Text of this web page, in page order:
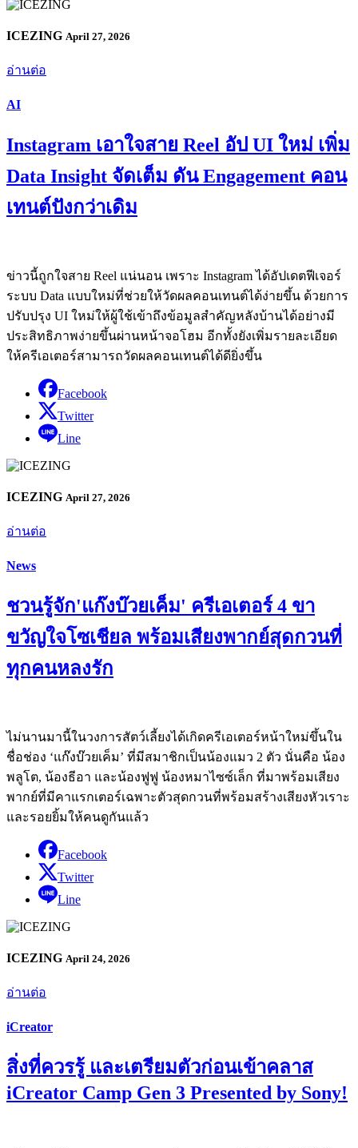
ICEZING April 27, 2026
อ่านต่อ
AI
Instagram เอาใจสาย Reel อัป UI ใหม่ เพิ่ม
Data Insight จัดเต็ม ดัน Engagement คอน
เทนต์ปังกว่าเดิม
ข่าวนี้ถูกใจสาย Reel แน่นอน เพราะ Instagram ได้อัปเดตฟีเจอร์
ระบบ Data แบบใหม่ที่ช่วยให้วัดผลคอนเทนต์ได้ง่ายขึ้น ด้วยการ
ปรับปรุง UI ใหม่ให้ผู้ใช้เข้าถึงข้อมูลสำคัญหลังบ้านได้อย่างมี
ประสิทธิภาพง่ายขึ้นผ่านหน้าจอโฮม อีกทั้งยังเพิ่มรายละเอียด
ให้ครีเอเตอร์สามารถวัดผลคอนเทนต์ได้ดียิ่งขึ้น
Facebook
Twitter
Line
ICEZING April 27, 2026
อ่านต่อ
News
ชวนรู้จัก'แก๊งบ๊วยเค็ม' ครีเอเตอร์ 4 ขา
ขวัญใจโซเชียล พร้อมเสียงพากย์สุดกวนที่
ทุกคนหลงรัก
ไม่นานมานี้ในวงการสัตว์เลี้ยงได้เกิดครีเอเตอร์หน้าใหม่ขึ้นใน
ชื่อช่อง ‘แก๊งบ๊วยเค็ม’ ที่มีสมาชิกเป็นน้องแมว 2 ตัว นั่นคือ น้อง
พลูโต, น้องธีอา และน้องฟูฟู น้องหมาไซซ์เล็ก ที่มาพร้อมเสียง
พากย์ที่มีคาแรกเตอร์เฉพาะตัวสุดกวนที่พร้อมสร้างเสียงหัวเราะ
และรอยยิ้มให้คนดูกันแล้ว
Facebook
Twitter
Line
ICEZING April 24, 2026
อ่านต่อ
iCreator
สิ่งที่ควรรู้ และเตรียมตัวก่อนเข้าคลาส
iCreator Camp Gen 3 Presented by Sony!